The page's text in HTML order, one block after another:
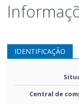
IDENTIFICAÇÃO
Central de